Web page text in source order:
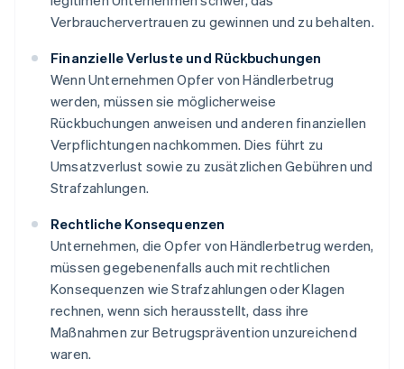
Verbrauchervertrauen zu gewinnen und zu behalten.
Finanzielle Verluste und Rückbuchungen
Wenn Unternehmen Opfer von Händlerbetrug
werden, müssen sie möglicherweise
Rückbuchungen anweisen und anderen finanziellen
Verpflichtungen nachkommen. Dies führt zu
Umsatzverlust sowie zu zusätzlichen Gebühren und
Strafzahlungen.
Rechtliche Konsequenzen
Unternehmen, die Opfer von Händlerbetrug werden,
müssen gegebenenfalls auch mit rechtlichen
Konsequenzen wie Strafzahlungen oder Klagen
rechnen, wenn sich herausstellt, dass ihre
Maßnahmen zur Betrugsprävention unzureichend
waren.